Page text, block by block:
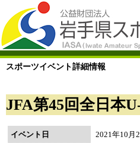
スポーツイベント詳細情報
JFA第45回全日本
イベント日 2021年10月